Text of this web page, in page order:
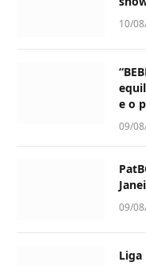
10/
e o
09/
09/
Liga